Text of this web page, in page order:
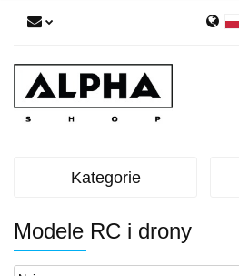
Kategorie
Modele RC i drony